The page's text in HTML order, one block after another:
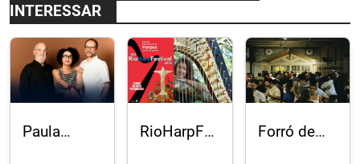
INTERESSAR
Paula
RioHarpFestival:
Forró de